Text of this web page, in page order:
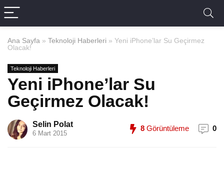
Ana Sayfa » Teknoloji Haberleri » Yeni iPhone’lar Su Geçirmez
Olacak!
Teknoloji Haberleri
Yeni iPhone’lar Su
Geçirmez Olacak!
Selin Polat
6 Mart 2015
8 Görüntüleme 0